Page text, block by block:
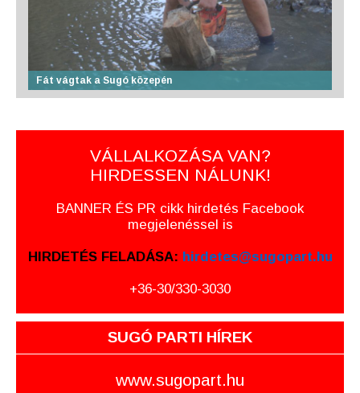
Fát vágtak a Sugó közepén
VÁLLALKOZÁSA VAN?
HIRDESSEN NÁLUNK!
BANNER ÉS PR cikk hirdetés Facebook
megjelenéssel is
HIRDETÉS FELADÁSA: hirdetes@sugopart.hu
+36-30/330-3030
SUGÓ PARTI HÍREK
www.sugopart.hu